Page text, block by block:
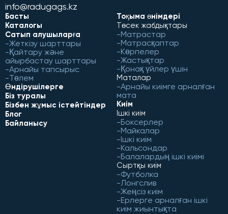
info@radugags.kz
Басты
Каталогы
Сатып алушыларға
Жеткізу шарттары
Қайтару және
айырбастау шарттары
Арнайы тапсырыс
Төлем
Өндірушілерге
Біз туралы
Бізбен жұмыс істейтіндер
Блог
Байланысу
Тоқыма өнімдері
Төсек жабдықтары
Матрастар
Матрасқаптар
Көрпелер
Жастықтар
Қонақ үйлер үшін
Маталар
Арнайы киімге арналған
мата
Киім
Ішкі киім
Боксерлер
Майкалар
Ішкі киім
Кальсондар
Балалардың ішкі киімі
Сыртқы киім
Футболка
Лонгслив
Жеңсіз киім
Ерлерге арналған ішкі
киім жиынтықта